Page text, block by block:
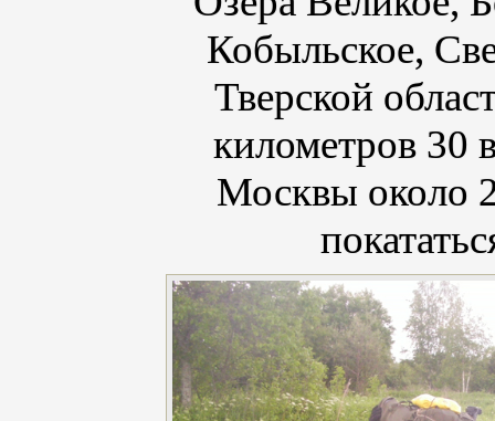
Кобыльское,
Тверской
километров 30
Москвы около